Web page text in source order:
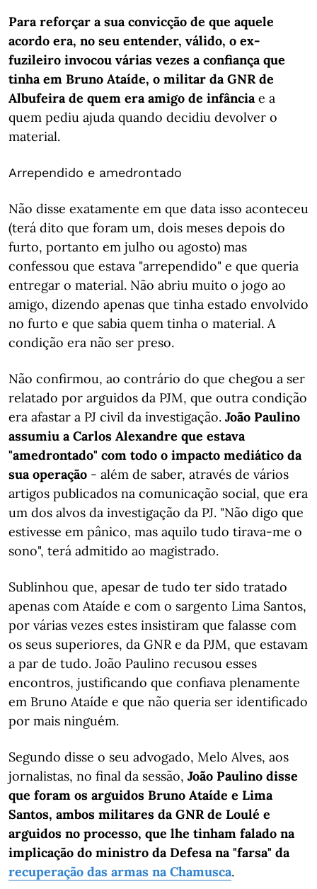
Para reforçar a sua convicção de que aquele
acordo era, no seu entender, válido, o ex-
fuzileiro invocou várias vezes a confiança que
tinha em Bruno Ataíde, o militar da GNR de
Albufeira de quem era amigo de infânciae a
quem pediu ajuda quando decidiu devolver o
material.
Arrependido e amedrontado
Não disse exatamente em que data isso aconteceu
(terá dito que foram um, dois meses depois do
furto, portanto em julho ou agosto) mas
confessou que estava "arrependido" e que queria
entregar o material. Não abriu muito o jogo ao
amigo, dizendo apenas que tinha estado envolvido
no furto e que sabia quem tinha o material. A
condição era não ser preso.
Não confirmou, ao contrário do que chegou a ser
relatado por arguidos da PJM, que outra condição
era afastar a PJ civil da investigação. João Paulino
assumiu a Carlos Alexandre que estava
"amedrontado" com todo o impacto mediático da
sua operação - além de saber, através de vários
artigos publicados na comunicação social, que era
um dos alvos da investigação da PJ. "Não digo que
estivesse em pânico, mas aquilo tudo tirava-me o
sono", terá admitido ao magistrado.
Sublinhou que, apesar de tudo ter sido tratado
apenas com Ataíde e com o sargento Lima Santos,
por várias vezes estes insistiram que falasse com
os seus superiores, da GNR e da PJM, que estavam
a par de tudo. João Paulino recusou esses
encontros, justificando que confiava plenamente
em Bruno Ataíde e que não queria ser identificado
por mais ninguém.
Segundo disse o seu advogado, Melo Alves, aos
jornalistas, no final da sessão, João Paulino disse
que foram os arguidos Bruno Ataíde e Lima
Santos, ambos militares da GNR de Loulé e
arguidos no processo, que lhe tinham falado na
implicação do ministro da Defesa na "farsa" da
recuperação das armas na Chamusca.